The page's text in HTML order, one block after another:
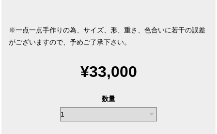
※一点一点手作りの為、サイズ、形、重さ、色合いに若干の誤差
がございますので、予めご了承下さい。
¥33,000
数量